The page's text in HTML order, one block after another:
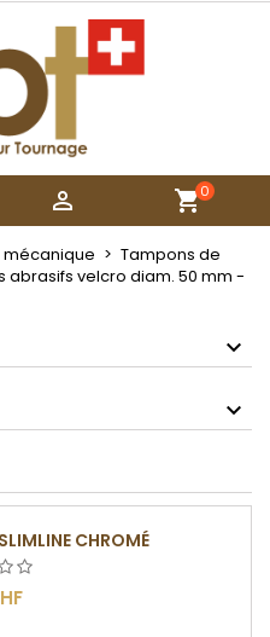
 0
Tampons de
abrasifs velcro diam. 50 mm -
CHROMÉ
ajouter des produits
Annuler Connexion